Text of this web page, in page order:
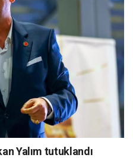
Yalım tutuklandı